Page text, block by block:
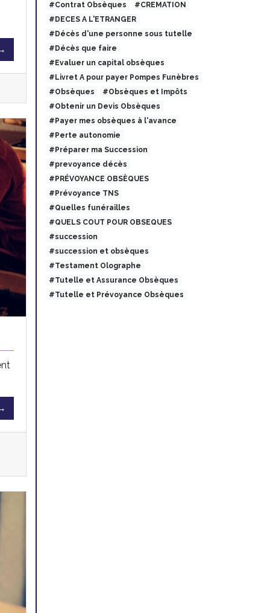
#Contrat Obsèques
#CREMATION
#DECES A L'ETRANGER
#Décès d'une personne sous tutelle
#Décès que faire
#Evaluer un capital obsèques
#Livret A pour payer Pompes Funèbres
#Obsèques
#Obsèques et Impôts
#Obtenir un Devis Obsèques
#Payer mes obsèques à l'avance
#Perte autonomie
#Préparer ma Succession
#prevoyance décès
#PRÉVOYANCE OBSÈQUES
#Prévoyance TNS
#Quelles funérailles
#QUELS COUT POUR OBSEQUES
#succession
#succession et obsèques
#Testament Olographe
#Tutelle et Assurance Obsèques
#Tutelle et Prévoyance Obsèques